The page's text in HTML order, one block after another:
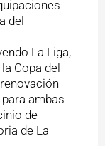
del
La Liga,
Copa del
ambas
de
de La